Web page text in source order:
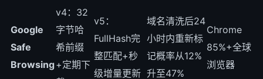
Google
Safe
Browsing
v4：32
字节哈
希前缀
+定期下
v5：
FullHash完
整匹配+秒
级增量更新
域名清洗后24
小时内重新标
记概率从12%
升至47%
Chrome
85%+全球
浏览器